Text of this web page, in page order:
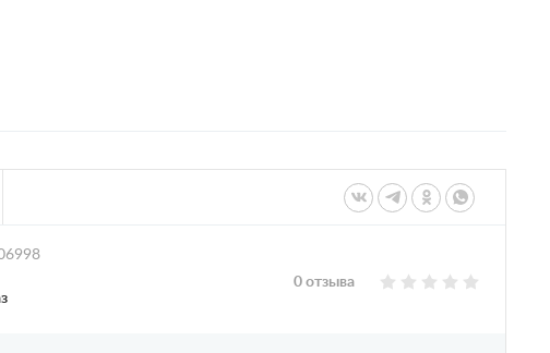
0 отзыва